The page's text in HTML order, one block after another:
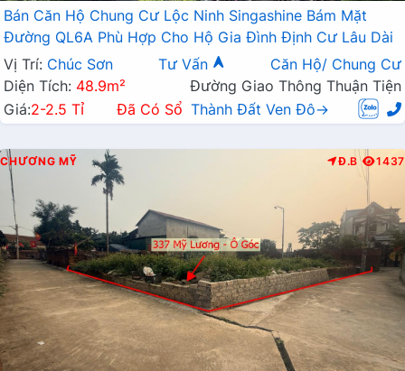
Bán Căn Hộ Chung Cư Lộc Ninh Singashine Bám Mặt
Đường QL6A Phù Hợp Cho Hộ Gia Đình Định Cư Lâu Dài
Vị Trí: Chúc Sơn Tư Vấn
Căn Hộ/ Chung Cư
Diện Tích: 48.9m²
Đường Giao Thông Thuận Tiện
Giá:2-2.5 Tỉ Đã Có Sổ Thành Đất Ven Đô→
CHƯƠNG MỸ Đ.B 1437